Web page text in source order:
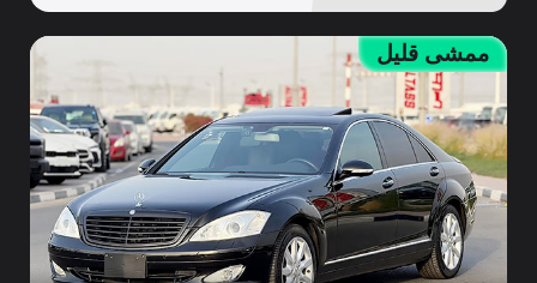
ممشى قليل